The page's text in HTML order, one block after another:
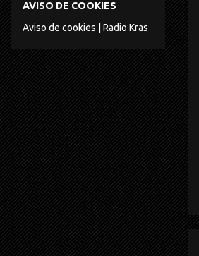
AVISO DE COOKIES
Aviso de cookies | Radio Kras